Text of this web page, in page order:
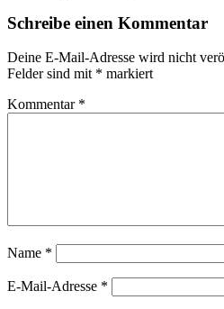
Schreibe einen Kommentar
Deine E-Mail-Adresse wird nicht
Felder sind mit * markiert
Kommentar *
Name *
E-Mail-Adresse *